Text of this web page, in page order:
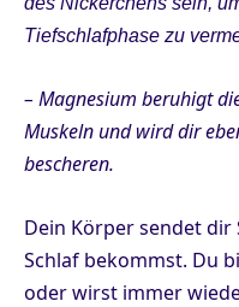
Tiefschlafphase zu
– Magnesium beruhigt
Muskeln und wird dir
bescheren.
Dein Körper sendet
Schlaf bekommst. Du
oder wirst immer